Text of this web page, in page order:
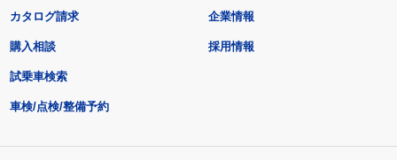
カタログ請求
購入相談
試乗車検索
車検/点検/整備予約
企業情報
採用情報